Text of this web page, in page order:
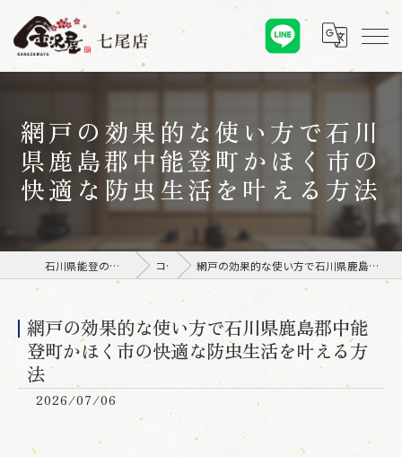
網戸の効果的な使い方で石川
県鹿島郡中能登町かほく市の
快適な防虫生活を叶える方法
石川県能登の張替えなら金沢屋 七尾店 コラム 網戸の効果的な使い方で石川県鹿島郡中能登町かほく市の快適な防虫生活を叶える方法
網戸の効果的な使い方で石川県鹿島郡中能
登町かほく市の快適な防虫生活を叶える方
法
2026/07/06